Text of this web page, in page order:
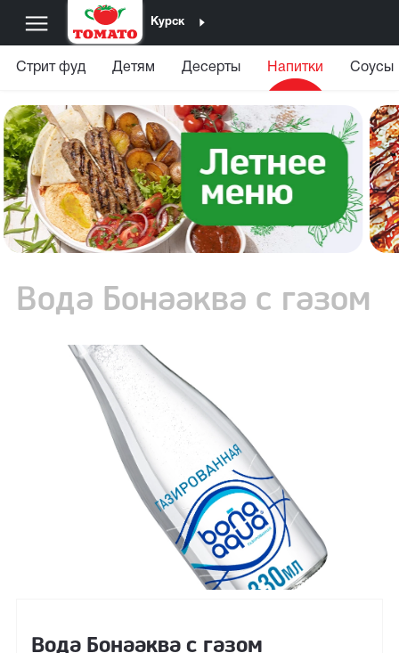
Курск
Стрит фуд Детям Десерты Напитки Соусы
Вода Бонааква с газом
Вода Бонааква с газом